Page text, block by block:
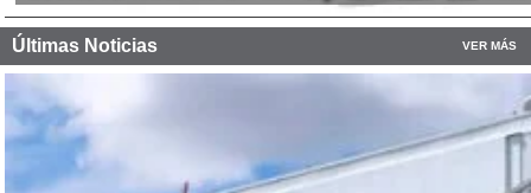
Últimas Noticias VER MÁS